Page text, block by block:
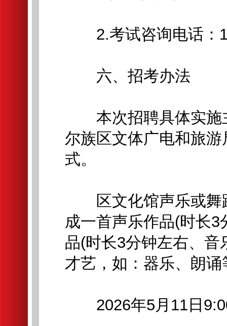
2.考试咨询电话：
六、招考办法
本次招聘具体实施
尔族区文体广电和旅
式。
区文化馆声乐或舞
成一首声乐作品(时长
品(时长3分钟左右、音
才艺，如：器乐、朗
2026年5月11日